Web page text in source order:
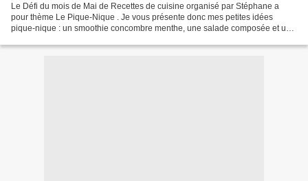
Le Défi du mois de Mai de Recettes de cuisine organisé par Stéphane a
pour thème Le Pique-Nique . Je vous présente donc mes petites idées
pique-nique : un smoothie concombre menthe, une salade composée et une